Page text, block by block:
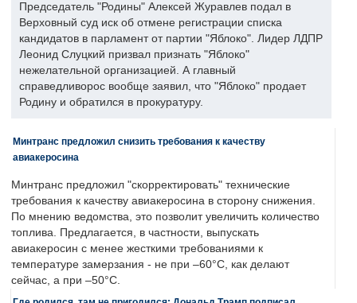
Председатель "Родины" Алексей Журавлев подал в
Верховный суд иск об отмене регистрации списка
кандидатов в парламент от партии "Яблоко". Лидер ЛДПР
Леонид Слуцкий призвал признать "Яблоко"
нежелательной организацией. А главный
справедливорос вообще заявил, что "Яблоко" продает
Родину и обратился в прокуратуру.
Минтранс предложил снизить требования к качеству
авиакеросина
Минтранс предложил "скорректировать" технические
требования к качеству авиакеросина в сторону снижения.
По мнению ведомства, это позволит увеличить количество
топлива. Предлагается, в частности, выпускать
авиакеросин с менее жесткими требованиями к
температуре замерзания - не при –60°C, как делают
сейчас, а при –50°C.